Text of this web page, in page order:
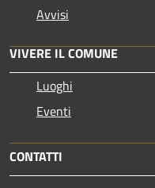
Avvisi
VIVERE IL COMUNE
Luoghi
Eventi
CONTATTI